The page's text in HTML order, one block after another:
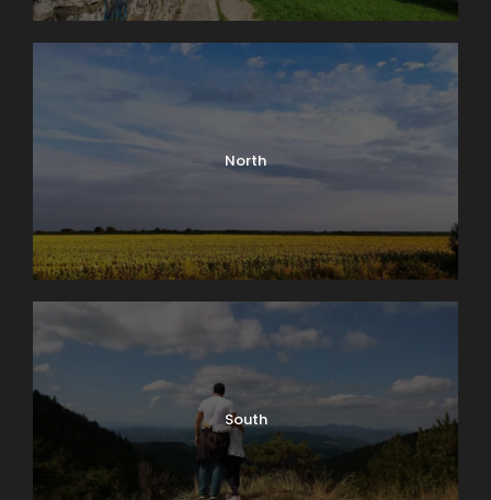
Područje Banovog brda i njegova okolina su
uglavnom poznati po tome što se na ovom
području nalaze poznata izletišta pošto je u ovom
kraju priroda Beograda prelepa. Ali ne treba
zaboraviti da se ovde nalaze i poznati kulturno-
istorijski spomenici, stare kuće u Beogradu,
renomirani restorani koji su podjednako važni za
turizam u Beogradu i njegovo dalje jačanje.
North
South